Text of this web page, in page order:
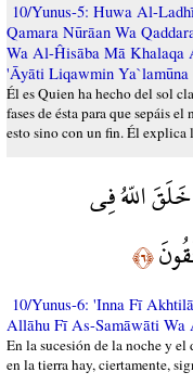
10/Yunus-5: Huwa Al-
Qamara Nūrāan Wa
Wa Al-Ĥisāba Mā
'Āyāti Liqawmin Ya`lamūna
Él es Quien ha hecho del sol
fases de ésta para que sepáis
esto sino con un fin. Él explica
اللّهُ فِي
﴿٦﴾
10/Yunus-6: 'Inna Fī
Allāhu Fī As-Samāwāti
En la sucesión de la noche y
en la tierra hay, ciertamente,